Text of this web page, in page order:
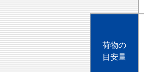
荷物の
目安量